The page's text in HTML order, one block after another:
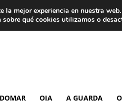
OIA A GUARDA
la mejor experiencia en nuestra web.
qué cookies utilizamos o